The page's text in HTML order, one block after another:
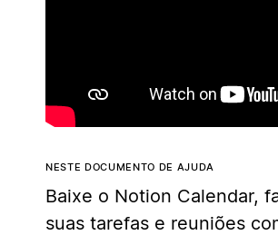
NESTE DOCUMENTO DE AJUDA
Baixe o Notion Calendar,
suas tarefas e reuniões